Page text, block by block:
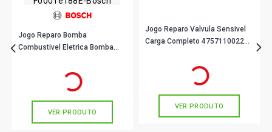
Jogo Reparo Bomba
Combustivel Eletrica Bomba
em até 10x de
VER PRODUTO
Jogo Reparo Valvula Sensivel
Carga Completo 4757110022
em até 8x de
VER PRODUTO